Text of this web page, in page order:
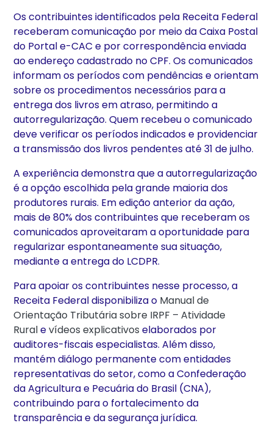
Os contribuintes identificados pela Receita Federal
receberam comunicação por meio da Caixa Postal
do Portal e-CAC e por correspondência enviada
ao endereço cadastrado no CPF. Os comunicados
informam os períodos com pendências e orientam
sobre os procedimentos necessários para a
entrega dos livros em atraso, permitindo a
autorregularização. Quem recebeu o comunicado
deve verificar os períodos indicados e providenciar
a transmissão dos livros pendentes até 31 de julho.
A experiência demonstra que a autorregularização
é a opção escolhida pela grande maioria dos
produtores rurais. Em edição anterior da ação,
mais de 80% dos contribuintes que receberam os
comunicados aproveitaram a oportunidade para
regularizar espontaneamente sua situação,
mediante a entrega do LCDPR.
Para apoiar os contribuintes nesse processo, a
Receita Federal disponibiliza o Manual de
Orientação Tributária sobre IRPF – Atividade
Ruralevídeos explicativos elaborados por
auditores-fiscais especialistas. Além disso,
mantém diálogo permanente com entidades
representativas do setor, como a Confederação
da Agricultura e Pecuária do Brasil (CNA),
contribuindo para o fortalecimento da
transparência e da segurança jurídica.